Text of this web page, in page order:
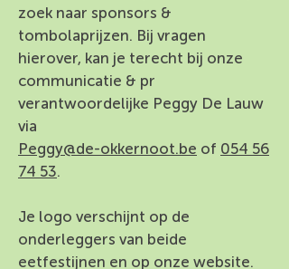
zoek naar sponsors &
tombolaprijzen. Bij vragen
hierover, kan je terecht bij onze
communicatie & pr
verantwoordelijke Peggy De Lauw
via
Peggy@de-okkernoot.be of 054 56
74 53.
Je logo verschijnt op de
onderleggers van beide
eetfestijnen en op onze website.